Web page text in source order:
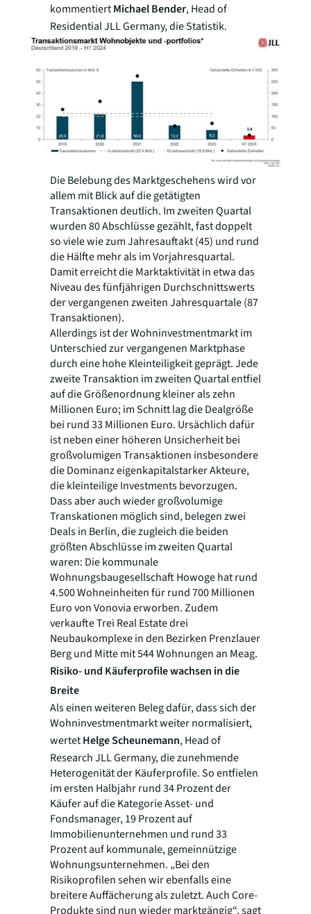
kommentiertMichael Bender, Head of
Residential JLL Germany, die Statistik.
Die Belebung des Marktgeschehens wird vor
allem mit Blick auf die getätigten
Transaktionen deutlich. Im zweiten Quartal
wurden 80 Abschlüsse gezählt, fast doppelt
so viele wie zum Jahresauftakt (45) und rund
die Hälfte mehr als im Vorjahresquartal.
Damit erreicht die Marktaktivität in etwa das
Niveau des fünfjährigen Durchschnittswerts
der vergangenen zweiten Jahresquartale (87
Transaktionen).
Allerdings ist der Wohninvestmentmarkt im
Unterschied zur vergangenen Marktphase
durch eine hohe Kleinteiligkeit geprägt. Jede
zweite Transaktion im zweiten Quartal entfiel
auf die Größenordnung kleiner als zehn
Millionen Euro; im Schnitt lag die Dealgröße
bei rund 33 Millionen Euro. Ursächlich dafür
ist neben einer höheren Unsicherheit bei
großvolumigen Transaktionen insbesondere
die Dominanz eigenkapitalstarker Akteure,
die kleinteilige Investments bevorzugen.
Dass aber auch wieder großvolumige
Transkationen möglich sind, belegen zwei
Deals in Berlin, die zugleich die beiden
größten Abschlüsse im zweiten Quartal
waren: Die kommunale
Wohnungsbaugesellschaft Howoge hat rund
4.500 Wohneinheiten für rund 700 Millionen
Euro von Vonovia erworben. Zudem
verkaufte Trei Real Estate drei
Neubaukomplexe in den Bezirken Prenzlauer
Berg und Mitte mit 544 Wohnungen an Meag.
Risiko- und Käuferprofile wachsen in die
Breite
Als einen weiteren Beleg dafür, dass sich der
Wohninvestmentmarkt weiter normalisiert,
wertetHelge Scheunemann, Head of
Research JLL Germany, die zunehmende
Heterogenität der Käuferprofile. So entfielen
im ersten Halbjahr rund 34 Prozent der
Käufer auf die Kategorie Asset- und
Fondsmanager, 19 Prozent auf
Immobilienunternehmen und rund 33
Prozent auf kommunale, gemeinnützige
Wohnungsunternehmen. „Bei den
Risikoprofilen sehen wir ebenfalls eine
breitere Auffächerung als zuletzt. Auch Core-
Produkte sind nun wieder marktgängig“, sagt